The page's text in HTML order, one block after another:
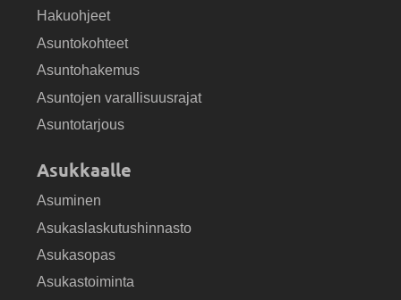
Hakuohjeet
Asuntokohteet
Asuntohakemus
Asuntojen varallisuusrajat
Asuntotarjous
Asukkaalle
Asuminen
Asukaslaskutushinnasto
Asukasopas
Asukastoiminta